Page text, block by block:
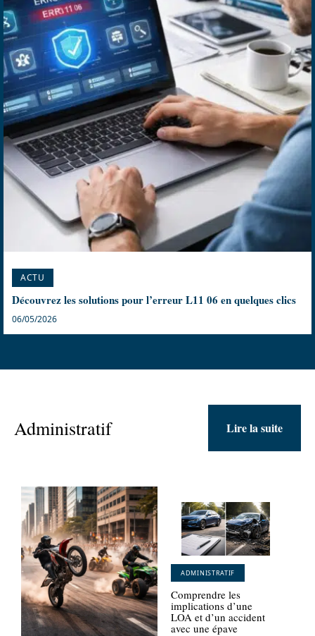
ACTU
Découvrez les solutions pour l’erreur L11 06 en quelques clics
06/05/2026
Administratif Lire la suite
ADMINISTRATIF
Comprendre les
implications d’une
LOA et d’un accident
avec une épave